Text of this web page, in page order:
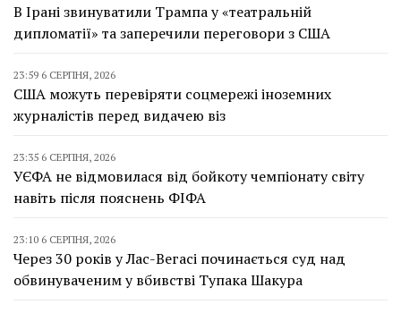
В Ірані звинуватили Трампа у «театральній
дипломатії» та заперечили переговори з США
23:59 6 СЕРПНЯ, 2026
США можуть перевіряти соцмережі іноземних
журналістів перед видачею віз
23:35 6 СЕРПНЯ, 2026
УЄФА не відмовилася від бойкоту чемпіонату світу
навіть після пояснень ФІФА
23:10 6 СЕРПНЯ, 2026
Через 30 років у Лас-Вегасі починається суд над
обвинуваченим у вбивстві Тупака Шакура